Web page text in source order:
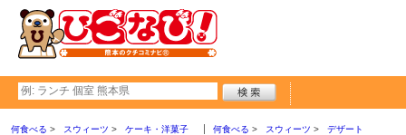
何食べる スウィーツ ケーキ・洋菓子 何食べる スウィーツ デザート